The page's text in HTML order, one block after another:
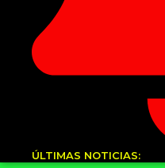
ÚLTIMAS NOTICIAS: